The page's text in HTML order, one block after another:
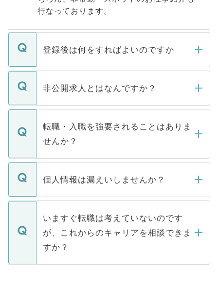
行なっております。
登録後は何をすればよいのですか
ご登録いただきましたら、弊社担当者がご
登録内容を確認し、その後メールもしくは
ます。通常、5営業日以内にはご連絡をせて
いただきますので、しばらくお待ちくださ
非公開求人とはなんですか？
マイナビDOCTORで取り扱っている求人の
うち約3割は、Webサイトからご覧いただ
けない「非公開求人」です。非公開求人は
下記の理由によって、一般には公開してい
ません。
■応募殺到を避けるため 人気のある医療機
関を公にしてしまうと、応募が殺到する場
に、医療機関が求める条件に合った人材の
みを人材紹介会社に依頼するケースが増え
ています。
転職・入職を強要されることはありま
せんか？
転職・入職を強要することは一切ありませ
ん。また、仮に応募先から内定をいただい
定を承諾する必要はありません。内定先へ
の辞退の連絡はキャリアパートナーが行い
個人情報は漏えいしませんか？
個人情報が漏えいすることはありませんの
で、ご安心ください。当サイトからの登録
などで収集したご登録者様の個人情報は、
ご本人のキャリアアップおよび転職活動の
支援を目的に使用いたします。お預かりし
ているすべての個人データはご本人の許可
いますぐ転職は考えていないのです
が、これからのキャリアを相談できま
すか？